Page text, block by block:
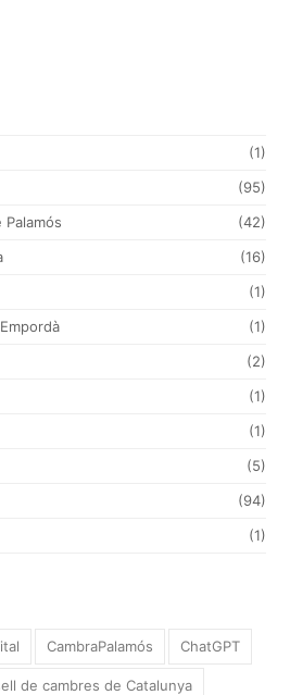
(1)
(95)
Palamós
(42)
(16)
(1)
(1)
(2)
(1)
(1)
(5)
(94)
(1)
CambraPalamós ChatGPT
de cambres de Catalunya